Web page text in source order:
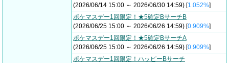
(2026/06/14 15:00 ～ 2026/06/30 14:59) [1.052%]
ポケマスデー1回限定！★5確定BサーチB
(2026/06/25 15:00 ～ 2026/06/26 14:59) [0.909%]
ポケマスデー1回限定！★5確定BサーチA
(2026/06/25 15:00 ～ 2026/06/26 14:59) [0.909%]
ポケマスデー1回限定！ハッピーBサーチ